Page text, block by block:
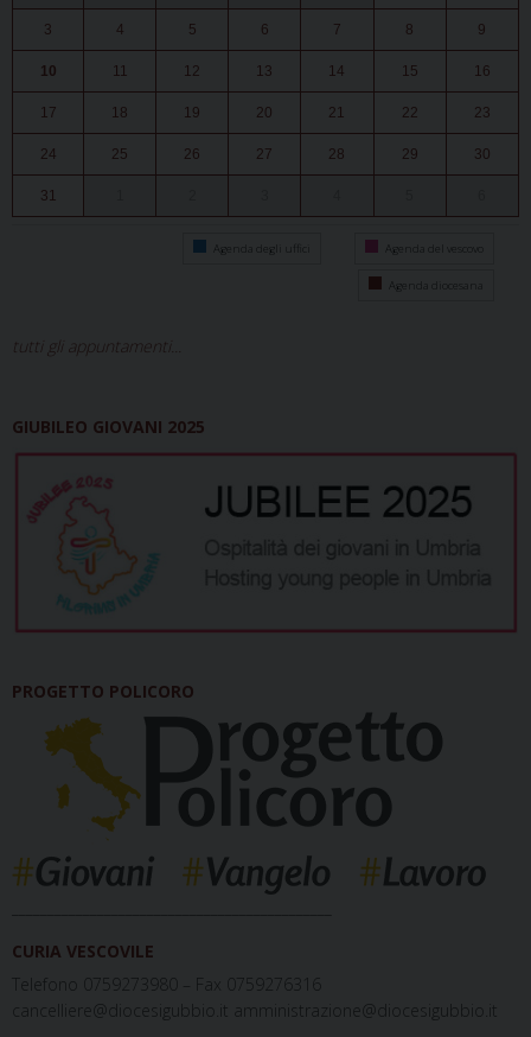
3 4 5 6 7 8 9
10 11 12 13 14 15 16
17 18 19 20 21 22 23
24 25 26 27 28 29 30
31
Agenda degli uffici Agenda del vescovo
Agenda diocesana
tutti gli appuntamenti...
GIUBILEO GIOVANI 2025
PROGETTO POLICORO
CURIA VESCOVILE
Telefono 0759273980 – Fax 0759276316
cancelliere@diocesigubbio.it amministrazione@diocesigubbio.it